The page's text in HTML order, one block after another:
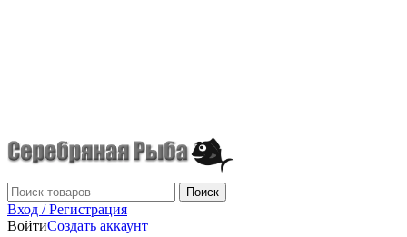
Поиск
Вход / Регистрация
ВойтиСоздать аккаунт